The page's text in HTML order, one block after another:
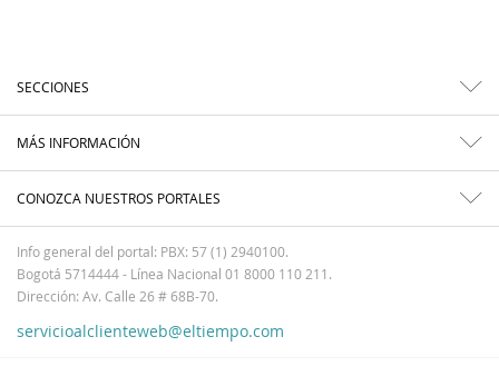
SECCIONES
MÁS INFORMACIÓN
CONOZCA NUESTROS PORTALES
Info general del portal: PBX: 57 (1) 2940100.
Bogotá 5714444 - Línea Nacional 01 8000 110 211.
Dirección: Av. Calle 26 # 68B-70.
servicioalclienteweb@eltiempo.com